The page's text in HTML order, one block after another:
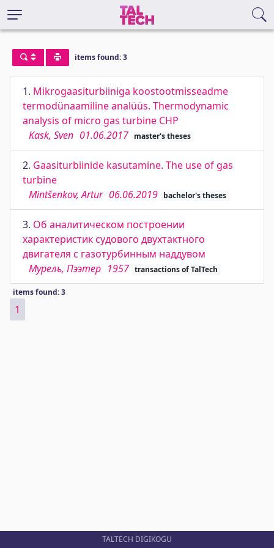
items found: 3
1. Mikrogaasiturbiiniga koostootmisseadme
termodünaamiline analüüs. Thermodynamic
analysis of micro gas turbine CHP
Kask, Sven 01.06.2017 master's theses
2. Gaasiturbiinide kasutamine. The use of gas
turbine
Mintšenkov, Artur 06.06.2019 bachelor's theses
3. Об аналитическом построении
характеристик судового двухтактного
двигателя с газотурбинным наддувом
Мурель, Пээтер 1957 transactions of TalTech
items found: 3
1
TALTECH DIGIKOGU